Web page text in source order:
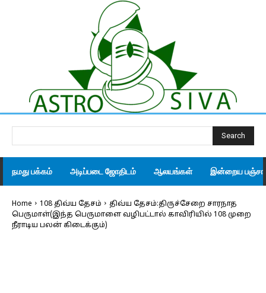
Search
நமது பக்கம் அடிப்படை ஜோதிடம் ஆலயங்கள் இன்றைய
Home 108 திவ்ய தேசம்
திவ்ய தேசம்:திருச்சேறை சாரநாத
பெருமாள்(இந்த பெருமாளை வழிபட்டால் காவிரியில் 108 முறை
நீராடிய பலன் கிடைக்கும்)